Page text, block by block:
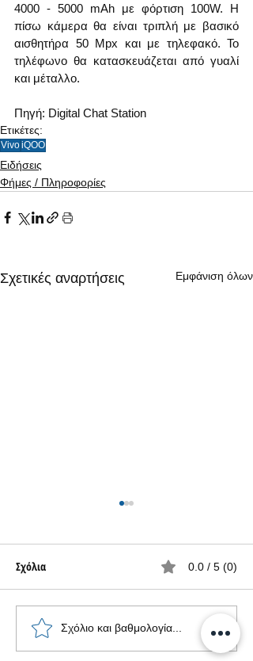
4000 - 5000 mAh με φόρτιση 100W. Η
πίσω κάμερα θα είναι τριπλή με βασικό
αισθητήρα 50 Mpx και με τηλεφακό. Το
τηλέφωνο θα κατασκευάζεται από γυαλί
και μέταλλο.
Πηγή: Digital Chat Station
Ετικέτες:
VivoiQOO
Ειδήσεις
Φήμες / Πληροφορίες
Σχετικές αναρτήσεις Εμφάνιση όλων
Νέο iQOO 11S - μία
ναυαρχίδα με πολλές αρετές
Σχόλια 0.0 / 5 (0)
Σχόλιο και βαθμολογία...